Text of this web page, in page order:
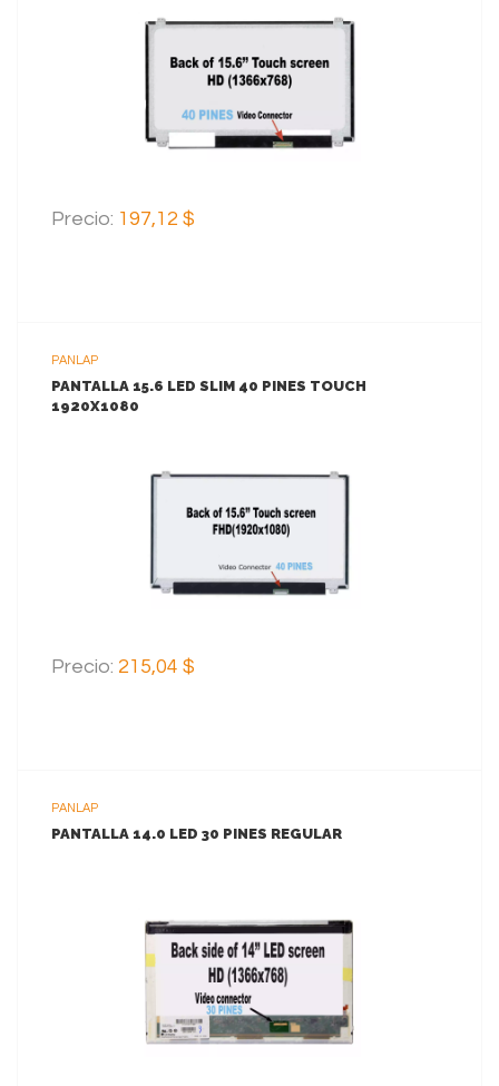
AGREGAR AL CARRITO
Precio: 197,12 $
PANLAP
PANTALLA 15.6 LED SLIM 40 PINES TOUCH
1920X1080
AGREGAR AL CARRITO
Precio: 215,04 $
PANLAP
PANTALLA 14.0 LED 30 PINES REGULAR
AGREGAR AL CARRITO